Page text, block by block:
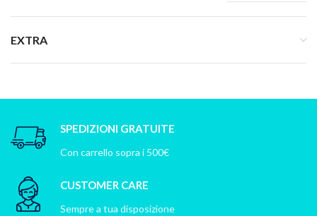
EXTRA
SPEDIZIONI GRATUITE
Con carrello sopra i 500€
CUSTOMER CARE
Sempre a tua disposizione